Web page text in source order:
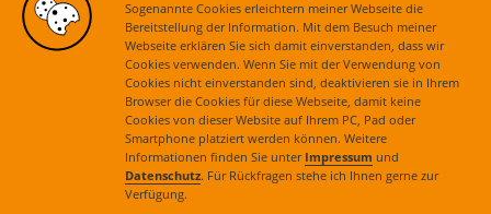
Sogenannte Cookies erleichtern meiner Webseite die
Bereitstellung der Information. Mit dem Besuch meiner
Webseite erklären Sie sich damit einverstanden, dass wir
Cookies verwenden. Wenn Sie mit der Verwendung von
Cookies nicht einverstanden sind, deaktivieren sie in Ihrem
Browser die Cookies für diese Webseite, damit keine
Cookies von dieser Website auf Ihrem PC, Pad oder
Smartphone platziert werden können. Weitere
Informationen finden Sie unter Impressum und
Datenschutz. Für Rückfragen stehe ich Ihnen gerne zur
Verfügung.
Aktuelles